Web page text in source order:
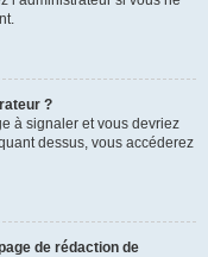
?
à signaler et vous devriez
dessus, vous accéderez
de rédaction de